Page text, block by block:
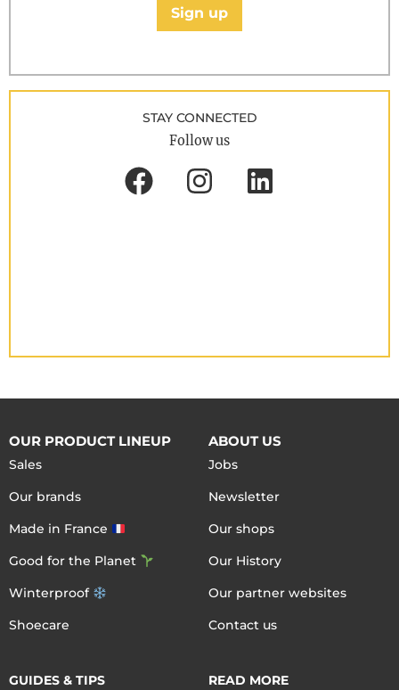
Sign up
STAY CONNECTED
Follow us
OUR PRODUCT LINEUP
Sales
Our brands
Made in France
Good for the Planet
Winterproof
Shoecare
ABOUT US
Jobs
Newsletter
Our shops
Our History
Our partner websites
Contact us
GUIDES & TIPS
READ MORE